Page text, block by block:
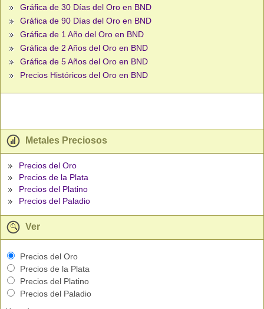
Gráfica de 30 Días del Oro en BND
Gráfica de 90 Días del Oro en BND
Gráfica de 1 Año del Oro en BND
Gráfica de 2 Años del Oro en BND
Gráfica de 5 Años del Oro en BND
Precios Históricos del Oro en BND
Metales Preciosos
Precios del Oro
Precios de la Plata
Precios del Platino
Precios del Paladio
Ver
Precios del Oro
Precios de la Plata
Precios del Platino
Precios del Paladio